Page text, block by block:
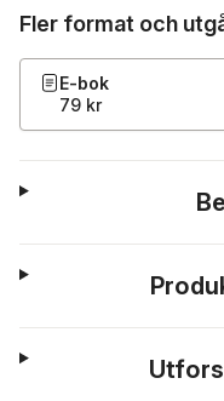
Fler format och
E-bok
79 kr